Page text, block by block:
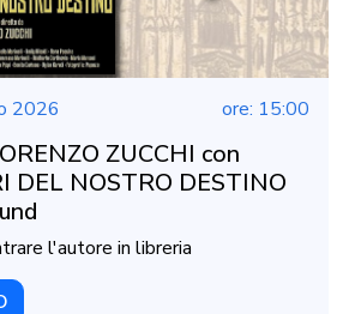
2026 ore: 15:00
ZUCCHI con
DEL NOSTRO DESTINO
l'autore in libreria